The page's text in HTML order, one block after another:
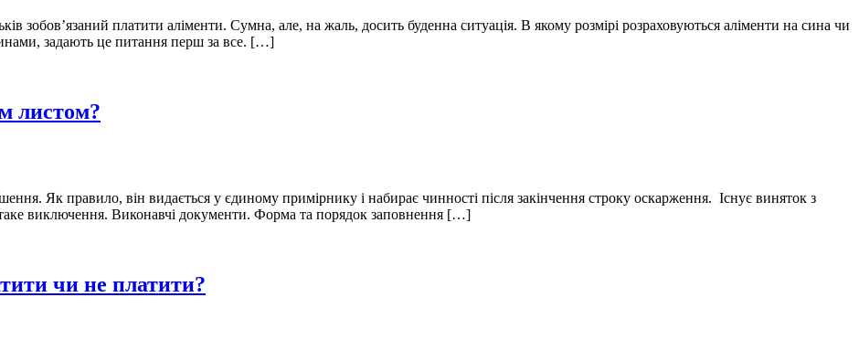
зобов’язаний платити аліменти. Сумна, але, на жаль, досить буденна ситуація. В якому розмірі розраховуються аліменти на сина чи
задають це питання перш за все. […]
листом?
Як правило, він видається у єдиному примірнику і набирає чинності після закінчення строку оскарження. Існує виняток з
виключення. Виконавчі документи. Форма та порядок заповнення […]
чи не платити?